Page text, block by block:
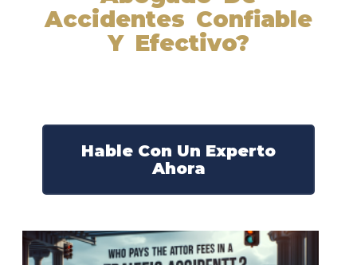
Accidentes Confiable
Y Efectivo?
Hable Con Un Experto
Ahora